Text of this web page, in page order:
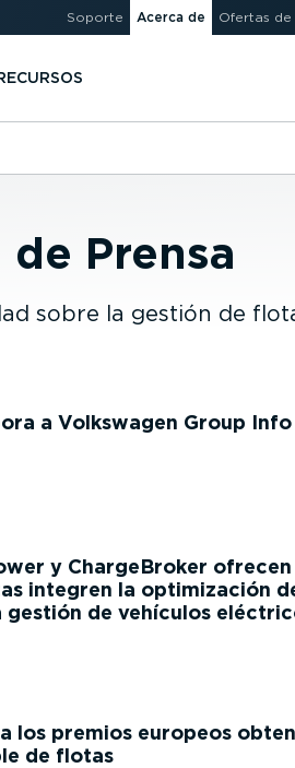
Soporte Acerca de Ofertas
de Prensa
sobre la gestión de
a Volkswagen Group
y ChargeBroker
integren la optimización
gestión de vehículos
los premios europeos
de flotas